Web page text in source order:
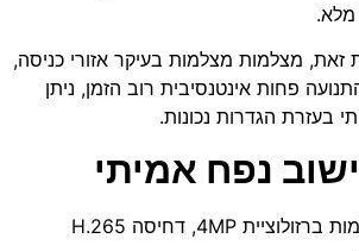
מלא.
זאת, מצלמות מצלמות בעיקר אזורי כניסה,
פחות אינטנסיבית רוב הזמן, ניתן
בעזרת הגדרות נכונות.
נפח אמיתי
נניח אתר עם 6 מצלמות ברזולוציית 4MP, דחיסה H.265